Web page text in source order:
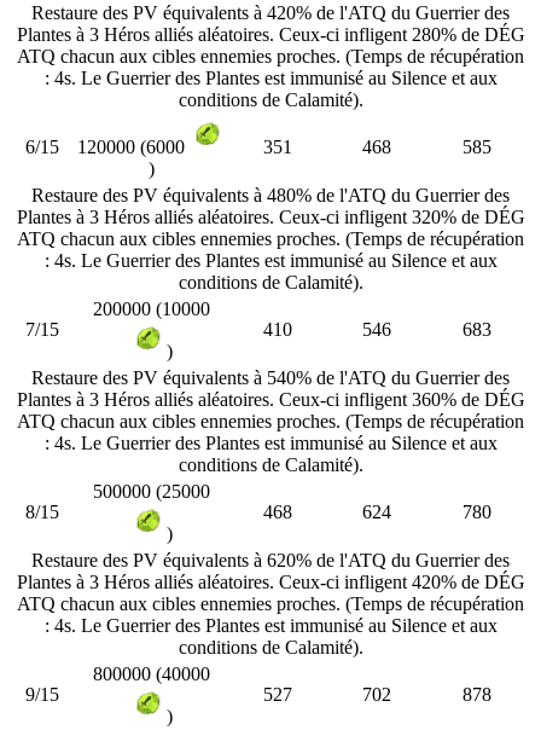
Restaure des PV équivalents à 420% de l'ATQ du Guerrier des
Plantes à 3 Héros alliés aléatoires. Ceux-ci infligent 280% de DÉG
ATQ chacun aux cibles ennemies proches. (Temps de récupération
: 4s. Le Guerrier des Plantes est immunisé au Silence et aux
conditions de Calamité).
6/15
120000 (6000
)
351 468 585
Restaure des PV équivalents à 480% de l'ATQ du Guerrier des
Plantes à 3 Héros alliés aléatoires. Ceux-ci infligent 320% de DÉG
ATQ chacun aux cibles ennemies proches. (Temps de récupération
: 4s. Le Guerrier des Plantes est immunisé au Silence et aux
conditions de Calamité).
7/15
200000 (10000
)
410 546 683
Restaure des PV équivalents à 540% de l'ATQ du Guerrier des
Plantes à 3 Héros alliés aléatoires. Ceux-ci infligent 360% de DÉG
ATQ chacun aux cibles ennemies proches. (Temps de récupération
: 4s. Le Guerrier des Plantes est immunisé au Silence et aux
conditions de Calamité).
8/15
500000 (25000
)
468 624 780
Restaure des PV équivalents à 620% de l'ATQ du Guerrier des
Plantes à 3 Héros alliés aléatoires. Ceux-ci infligent 420% de DÉG
ATQ chacun aux cibles ennemies proches. (Temps de récupération
: 4s. Le Guerrier des Plantes est immunisé au Silence et aux
conditions de Calamité).
9/15
800000 (40000
)
527 702 878